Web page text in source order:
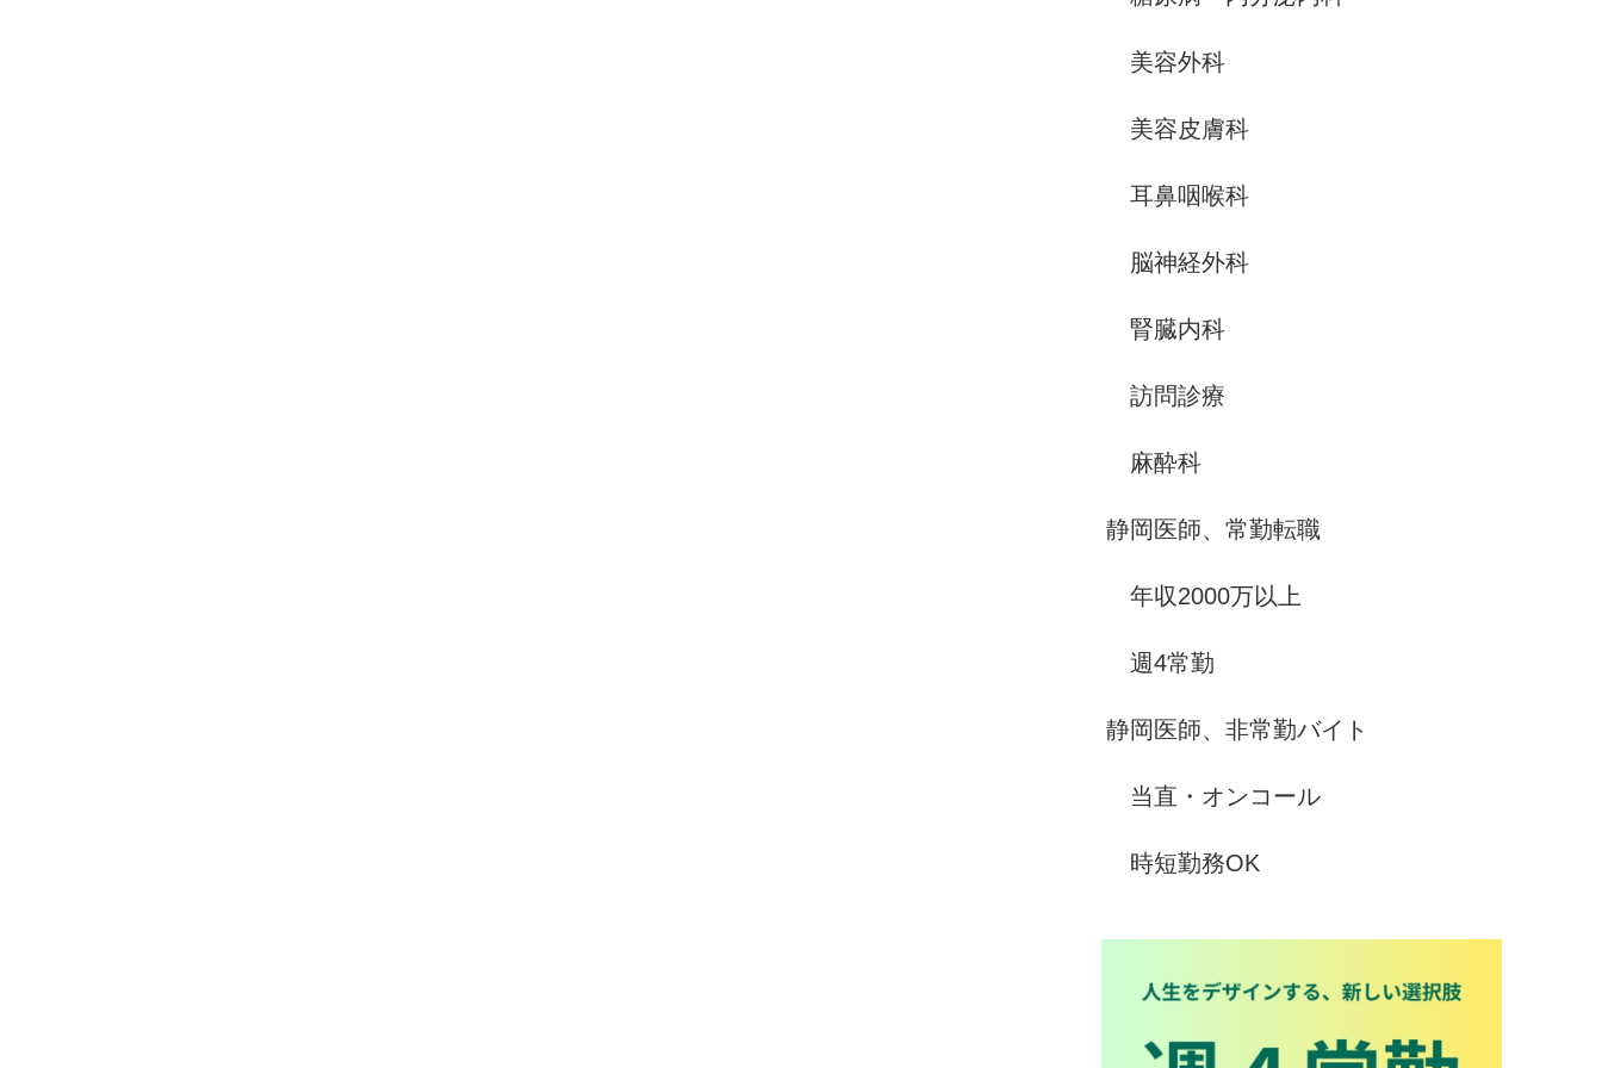
美容外科
美容皮膚科
耳鼻咽喉科
脳神経外科
腎臓内科
訪問診療
麻酔科
静岡医師、常勤転職
年収2000万以上
週4常勤
静岡医師、非常勤バイト
当直・オンコール
時短勤務OK